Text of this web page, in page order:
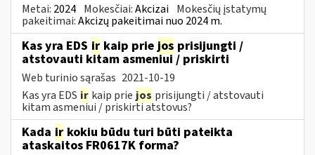
Metai: 2024 Mokesčiai:Akcizai Mokesčių įstatymų
pakeitimai:Akcizų pakeitimai nuo 2024 m.
Kas yra EDS ir kaip prie jos prisijungti /
atstovauti kitam asmeniui / priskirti
Web turinio sąrašas 2021-10-19
Kas yra EDS ir kaip prie jos prisijungti / atstovauti
kitam asmeniui / priskirti atstovus?
Kada ir kokiu būdu turi būti pateikta
ataskaitos FR0617K forma?